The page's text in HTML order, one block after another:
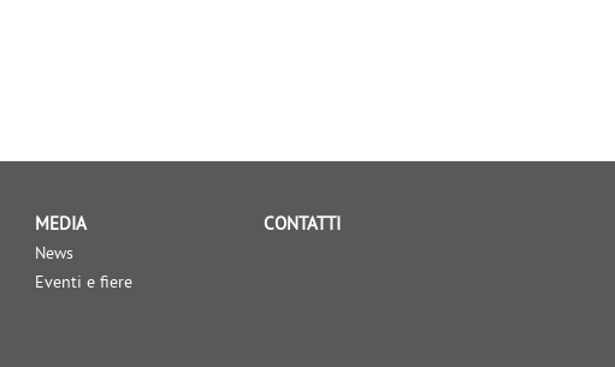
MEDIA
News
Eventi e fiere
CONTATTI